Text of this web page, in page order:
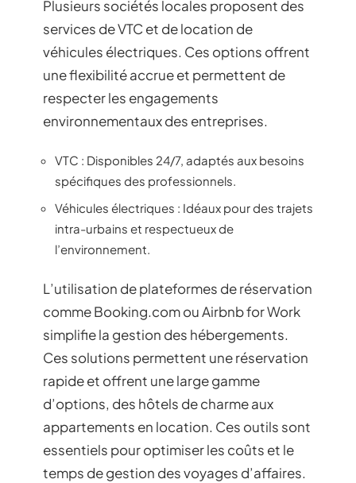
Plusieurs sociétés locales proposent des
services de VTC et de location de
véhicules électriques. Ces options offrent
une flexibilité accrue et permettent de
respecter les engagements
environnementaux des entreprises.
VTC : Disponibles 24/7, adaptés aux besoins
spécifiques des professionnels.
Véhicules électriques : Idéaux pour des trajets
intra-urbains et respectueux de
l’environnement.
L’utilisation de plateformes de réservation
comme Booking.com ou Airbnb for Work
simplifie la gestion des hébergements.
Ces solutions permettent une réservation
rapide et offrent une large gamme
d’options, des hôtels de charme aux
appartements en location. Ces outils sont
essentiels pour optimiser les coûts et le
temps de gestion des voyages d’affaires.